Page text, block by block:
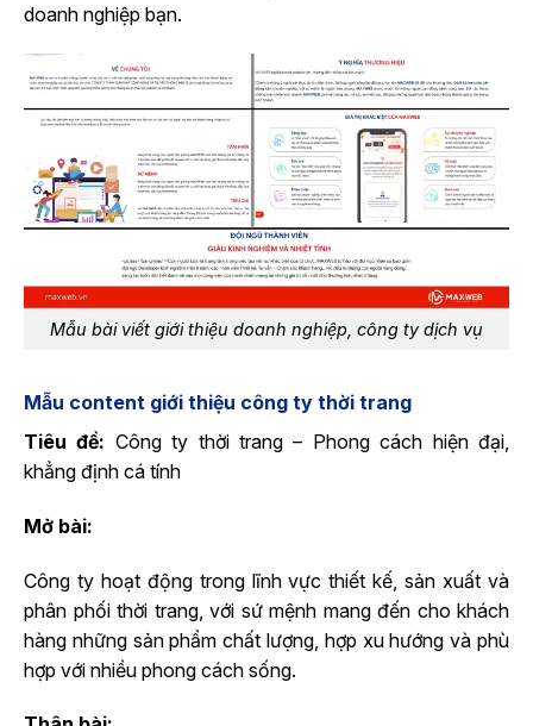
doanh nghiệp bạn.
Mẫu bài viết giới thiệu doanh nghiệp, công ty dịch vụ
Mẫu content giới thiệu công ty thời trang
Tiêu đề: Công ty thời trang – Phong cách hiện đại,
khẳng định cá tính
Mở bài:
Công ty hoạt động trong lĩnh vực thiết kế, sản xuất và
phân phối thời trang, với sứ mệnh mang đến cho khách
hàng những sản phẩm chất lượng, hợp xu hướng và phù
hợp với nhiều phong cách sống.